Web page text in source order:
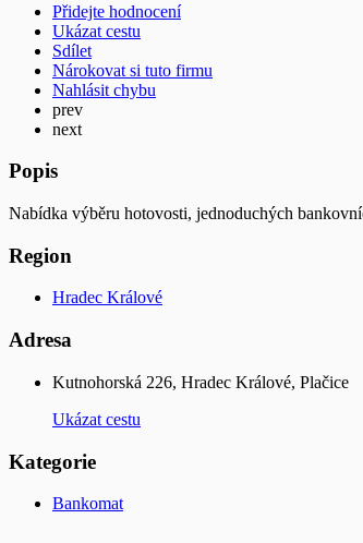
Přidejte hodnocení
Ukázat cestu
Sdílet
Nárokovat si tuto firmu
Nahlásit chybu
prev
next
Popis
Nabídka výběru hotovosti, jednoduchých
Region
Hradec Králové
Adresa
Kutnohorská 226, Hradec Králové, Plačice
Ukázat cestu
Kategorie
Bankomat